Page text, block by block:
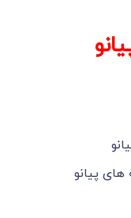
های پیانو